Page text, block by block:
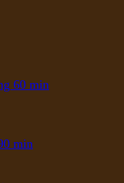
60 min
min